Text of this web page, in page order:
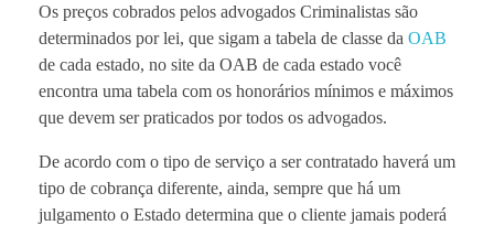
Os preços cobrados pelos advogados Criminalistas são
determinados por lei, que sigam a tabela de classe da OAB
de cada estado, no site da OAB de cada estado você
encontra uma tabela com os honorários mínimos e máximos
que devem ser praticados por todos os advogados.
De acordo com o tipo de serviço a ser contratado haverá um
tipo de cobrança diferente, ainda, sempre que há um
julgamento o Estado determina que o cliente jamais poderá